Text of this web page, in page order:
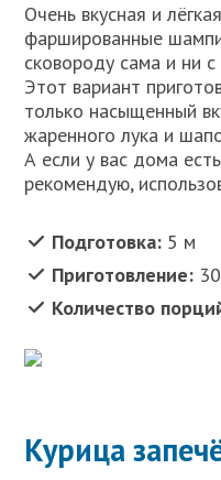
Очень вкусная и
фаршированные
сковороду сама и ни
Этот вариант
только насыщенный
жаренного лука и
А если у вас дома
рекомендую,
Подготовка: 5 м
Приготовление:
Количество
Курица